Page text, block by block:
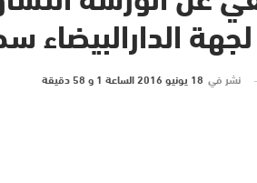
لجهة
نشر في 18 يونيو 2016 الساعة 1 و 58 دقيقة